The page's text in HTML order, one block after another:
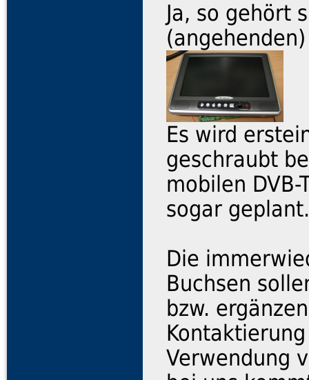
Ja, so gehört
Es wird
geschraubt
mobilen
sogar
Die
Buchsen
bzw.
Verwendung